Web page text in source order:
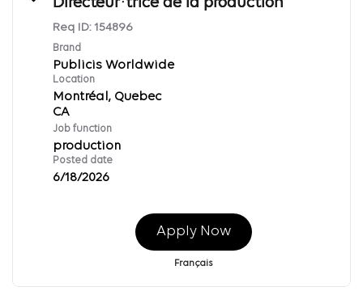
Req ID: 154896
Brand
Publicis Worldwide
Location
Montréal, Quebec
Job function
production
Posted date
6/18/2026
Apply Now
Français